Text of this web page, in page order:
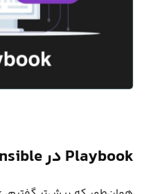
Playbook در Ansible چیست؟